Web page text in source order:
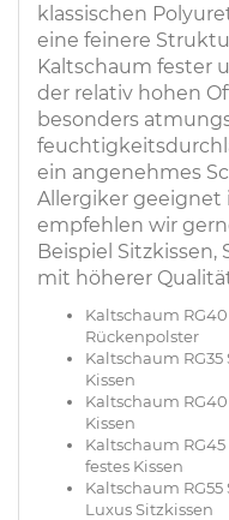
klassischen
eine feinere
Kaltschaum fester
der relativ hohen
besonders
ein angenehmes
Allergiker geeignet
empfehlen wir
Beispiel Sitzkissen,
mit höherer
Kaltschaum
Rückenpolster
Kaltschaum
Kissen
Kaltschaum
Kissen
Kaltschaum RG45
festes Kissen
Kaltschaum
Luxus Sitzkissen